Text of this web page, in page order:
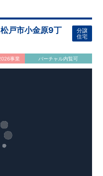
戸市小金原9丁
分譲
住宅
事業 バーチャル内覧可